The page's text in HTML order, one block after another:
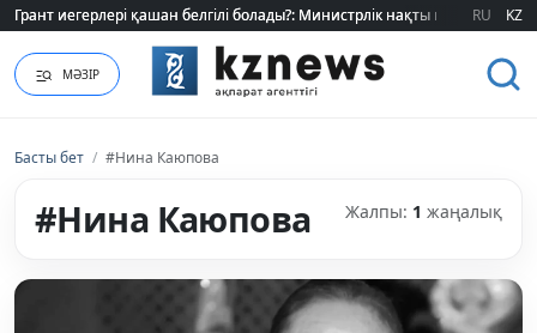
Грант иегерлері қашан белгілі болады?: Министрлік нақты мерзімді
Грант иегерлері қашан белгілі болады?: Министрлік нақты мерзімді
RU KZ
МӘЗІР
Басты бет / #Нина Каюпова
#Нина Каюпова Жалпы: 1 жаңалық